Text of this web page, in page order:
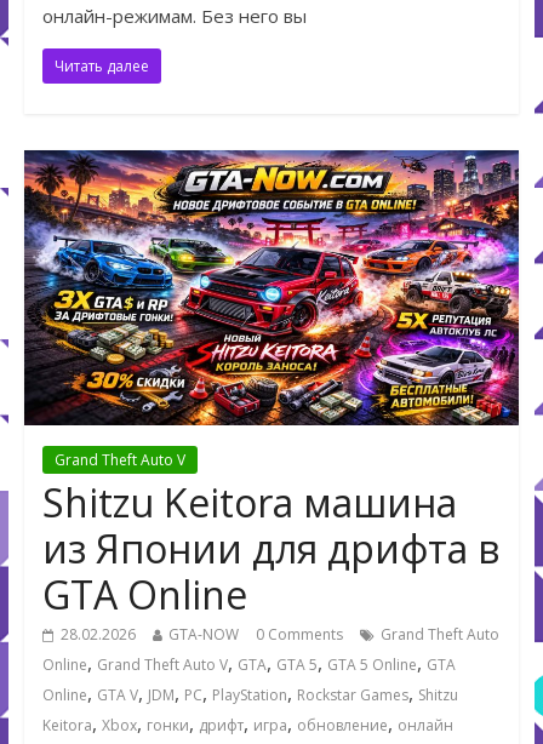
онлайн-режимам. Без него вы
Читать далее
Grand Theft Auto V
Shitzu Keitora машина
из Японии для дрифта в
GTA Online
28.02.2026 GTA-NOW 0 Comments
Grand Theft Auto
Online, Grand Theft Auto V, GTA, GTA 5, GTA 5 Online, GTA
Online, GTA V, JDM, PC, PlayStation, Rockstar Games, Shitzu
Keitora, Xbox, гонки, дрифт, игра, обновление, онлайн